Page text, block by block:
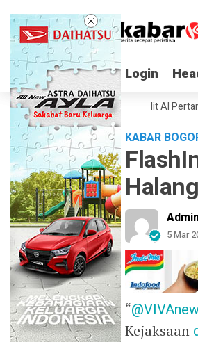
Login
Login
Lampung-1, Satelit AI Pertama
KABAR
5 Mar
“
Kejaksaan